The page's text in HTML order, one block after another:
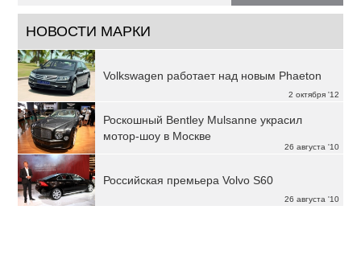
НОВОСТИ МАРКИ
2 октября '12
Volkswagen работает над новым Phaeton
26 августа '10
Роскошный Bentley Mulsanne украсил
мотор-шоу в Москве
26 августа '10
Российская премьера Volvo S60